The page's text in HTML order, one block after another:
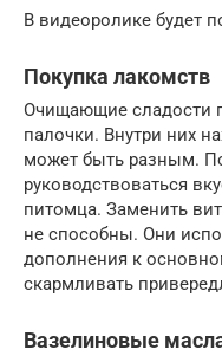
В видеоролике будет
Покупка лакомств
Очищающие сладости
палочки. Внутри них
может быть разным.
руководствоваться
питомца. Заменить
не способны. Они
дополнения к
скармливать
Вазелиновые